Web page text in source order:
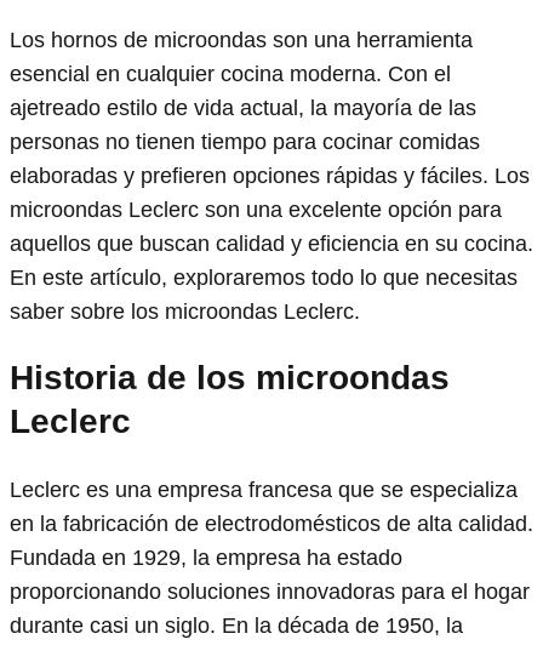
Los hornos de microondas son una herramienta
esencial en cualquier cocina moderna. Con el
ajetreado estilo de vida actual, la mayoría de las
personas no tienen tiempo para cocinar comidas
elaboradas y prefieren opciones rápidas y fáciles. Los
microondas Leclerc son una excelente opción para
aquellos que buscan calidad y eficiencia en su cocina.
En este artículo, exploraremos todo lo que necesitas
saber sobre los microondas Leclerc.
Historia de los microondas
Leclerc
Leclerc es una empresa francesa que se especializa
en la fabricación de electrodomésticos de alta calidad.
Fundada en 1929, la empresa ha estado
proporcionando soluciones innovadoras para el hogar
durante casi un siglo. En la década de 1950, la